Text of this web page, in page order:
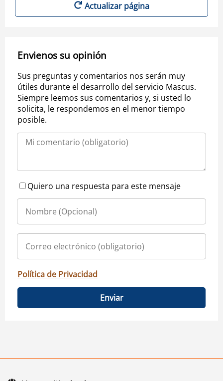
Actualizar página
Envienos su opinión
Sus preguntas y comentarios nos serán muy
útiles durante el desarrollo del servicio Mascus.
Siempre leemos sus comentarios y, si usted lo
solicita, le respondemos en el menor tiempo
posible.
Quiero una respuesta para este mensaje
Política de Privacidad
Enviar